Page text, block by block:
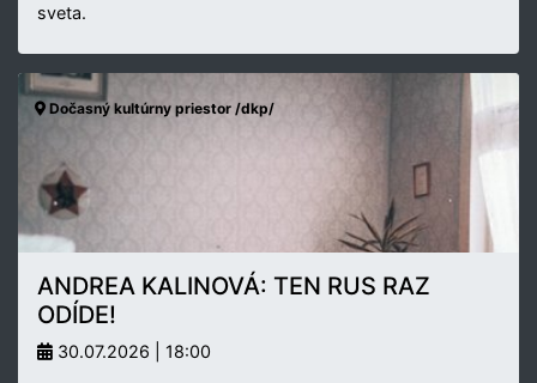
sveta.
Dočasný kultúrny priestor /dkp/
ANDREA KALINOVÁ: TEN RUS RAZ
ODÍDE!
30.07.2026 | 18:00